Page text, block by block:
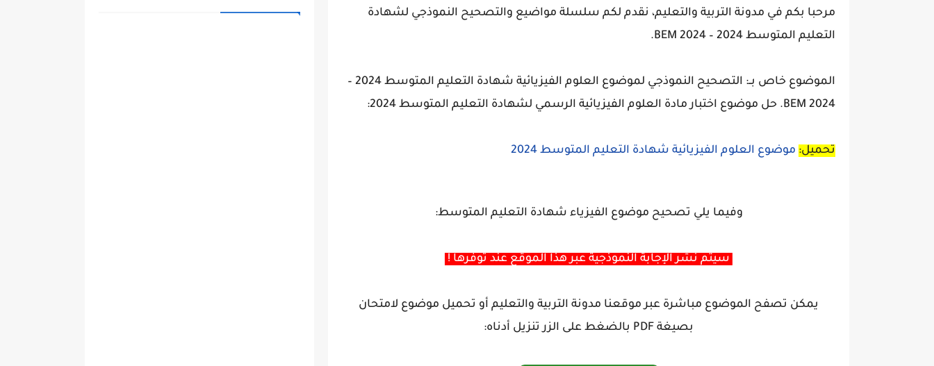
مرحبا بكم في مدونة التربية والتعليم، نقدم لكم سلسلة مواضيع والتصحيح النموذجي لشهادة
التعليم المتوسط 2024 – BEM 2024.
الموضوع خاص بــ: التصحيح النموذجي لموضوع العلوم الفيزيائية
شهادة التعليم المتوسط 2024 –
BEM 2024. حل موضوع اختبار مادة العلوم الفيزيائية الرسمي لشهادة التعليم المتوسط 2024:
تحميل: موضوع العلوم الفيزيائية شهادة التعليم المتوسط 2024
وفيما يلي تصحيح موضوع الفيزياء شهادة التعليم المتوسط:
سيتم نشر الإجابة النموذجية عبر هذا الموقع عند توفرها !
يمكن تصفح الموضوع مباشرة عبر موقعنا مدونة التربية والتعليم أو تحميل موضوع لامتحان
بصيغة PDF بالضغط على الزر تنزيل أدناه: